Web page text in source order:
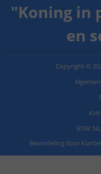
"Koning in
en
Copyright ©
BTW:
Beoordeling door